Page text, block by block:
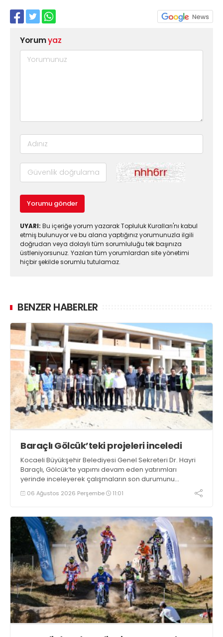
Yorumyaz
Yorumu gönder
UYARI: Bu içeriğe yorum yazarak Topluluk Kuralları'nı kabul
etmiş bulunuyor ve bu alana yaptığınız yorumunuzla ilgili
doğrudan veya dolaylı tüm sorumluluğu tek başınıza
üstleniyorsunuz. Yazılan tüm yorumlardan site yönetimi
hiçbir şekilde sorumlu tutulamaz.
BENZER HABERLER
Baraçlı Gölcük’teki projeleri inceledi
Kocaeli Büyükşehir Belediyesi Genel Sekreteri Dr. Hayri
Baraçlı, Gölcük’te yapımı devam eden yatırımları
yerinde inceleyerek çalışmaların son durumunu
değerlendirdi
06 Ağustos 2026 Perşembe 11:01